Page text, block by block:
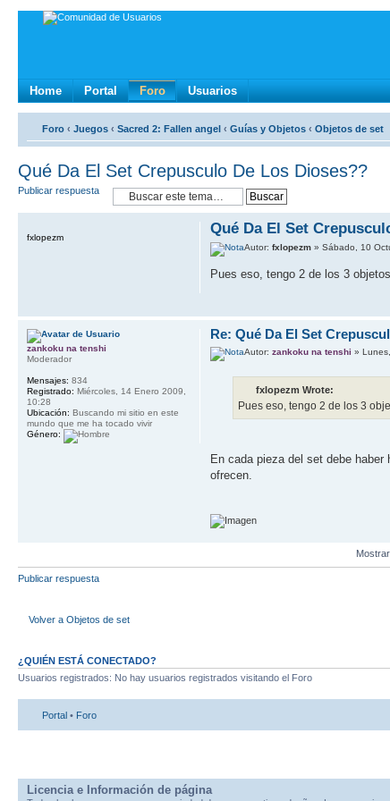
Home Portal Foro Usuarios
Foro ‹ Juegos ‹ Sacred 2: Fallen angel ‹ Guías y Objetos ‹ Objetos de set
Qué Da El Set Crepusculo De Los Dioses??
Publicar respuesta
Qué Da El Set
Autor:fxlopezm » Sábado, 10
Pues eso, tengo 2 de los 3
fxlopezm
Re: Qué Da El Set
Autor:zankoku na tenshi »
fxlopezm Wrote:
Pues eso, tengo 2 de los 3
En cada pieza del set debe
ofrecen.
zankoku na tenshi
Moderador
Mensajes: 834
Registrado: Miércoles, 14 Enero 2009,
10:28
Ubicación: Buscando mi sitio en este
mundo que me ha tocado vivir
Género:
Publicar respuesta
Volver a Objetos de set
¿QUIÉN ESTÁ CONECTADO?
Usuarios registrados: No hay usuarios registrados visitando el Foro
Portal • Foro
Licencia e Información de página